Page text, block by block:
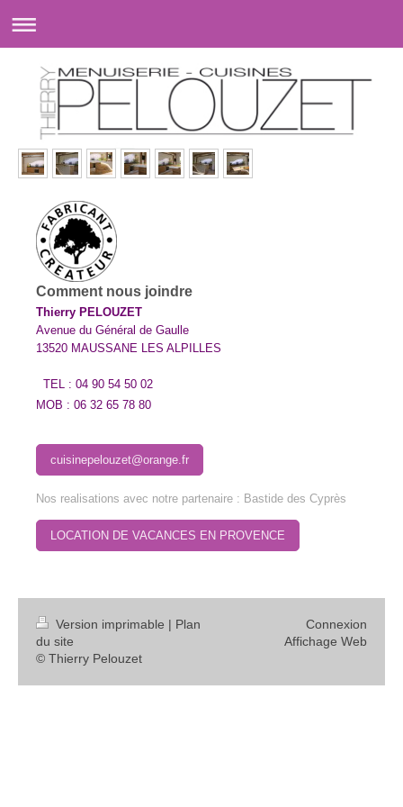
Comment nous joindre
Thierry PELOUZET
Avenue du Général de Gaulle
13520 MAUSSANE LES ALPILLES
TEL : 04 90 54 50 02
MOB : 06 32 65 78 80
cuisinepelouzet@orange.fr
Nos realisations avec notre partenaire : Bastide des Cyprès
LOCATION DE VACANCES EN PROVENCE
Version imprimable | Plan
du site
© Thierry Pelouzet
Connexion
Affichage Web